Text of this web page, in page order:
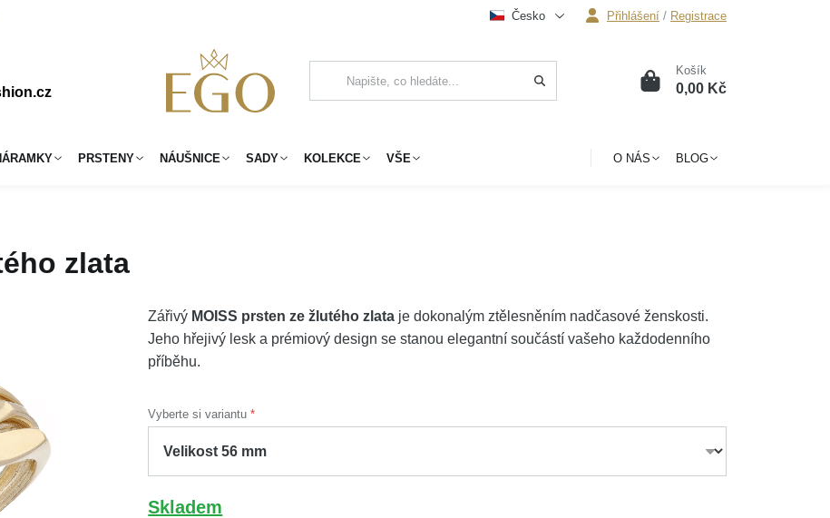
Česko Přihlášení / Registrace
0 Košík
0,00 Kč
PRSTENY NÁUŠNICE SADY KOLEKCE VŠE O NÁS BLOG
zlata
Zářivý MOISS prsten ze žlutého zlata je dokonalým ztělesněním nadčasové ženskosti.
Jeho hřejivý lesk a prémiový design se stanou elegantní součástí vašeho každodenního
příběhu.
Vyberte si variantu
Skladem